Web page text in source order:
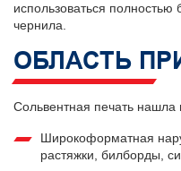
использоваться полностью
чернила.
ОБЛАСТЬ
Сольвентная печать
Широкоформатная
растяжки, билборды,